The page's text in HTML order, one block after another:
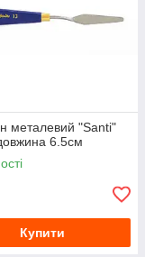
металевий "Santi"
6.5см
Купити